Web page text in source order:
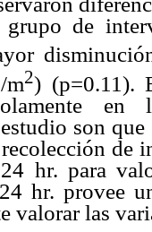
de
m2) (p=0.11).
en
son
de
hr. para
hr. provee
valorar las